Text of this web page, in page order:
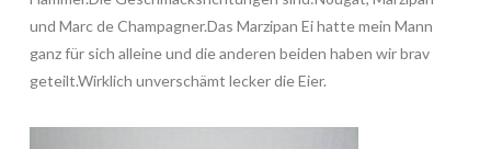
und Marc de Champagner.Das Marzipan Ei hatte mein Mann
ganz für sich alleine und die anderen beiden haben wir brav
geteilt.Wirklich unverschämt lecker die Eier.